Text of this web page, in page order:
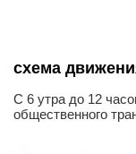
схема
С 6 утра до 12
общественного